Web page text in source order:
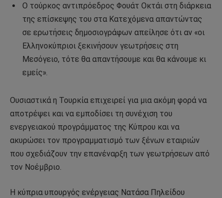
Ο τούρκος αντιπρόεδρος Φουάτ Οκτάι στη διάρκεια
της επίσκεψης του στα Κατεχόμενα απαντώντας
σε ερωτήσεις δημοσιογράφων απείλησε ότι αν «οι
Ελληνοκύπριοι ξεκινήσουν γεωτρήσεις στη
Μεσόγειο, τότε θα απαντήσουμε και θα κάνουμε κι
εμείς».
Ουσιαστικά η Τουρκία επιχειρεί για μια ακόμη φορά να
αποτρέψει και να εμποδίσει τη συνέχιση του
ενεργειακού προγράμματος της Κύπρου και να
ακυρώσει τον προγραμματισμό των ξένων εταιριών
που σχεδιάζουν την επανέναρξη των γεωτρήσεων από
τον Νοέμβριο.
Η κύπρια υπουργός ενέργειας Νατάσα Πηλείδου